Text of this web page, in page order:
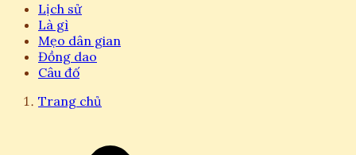
Lịch sử
Là gì
Mẹo dân gian
Đồng dao
Câu đố
Trang chủ